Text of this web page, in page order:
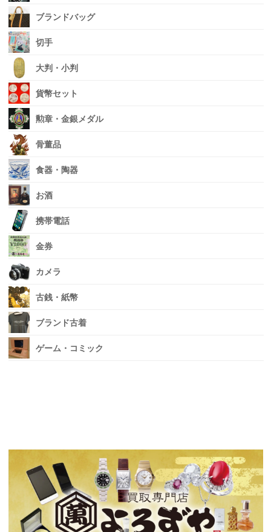
ブランドバッグ
切手
大判・小判
貨幣セット
勲章・金銀メダル
骨董品
食器・陶器
お酒
携帯電話
金券
カメラ
古銭・紙幣
ブランド古着
ゲーム・コミック